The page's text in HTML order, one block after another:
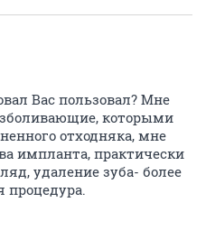
Вас пользовал? Мне
которыми
отходняка, мне
импланта, практически
удаление зуба- более
процедура.